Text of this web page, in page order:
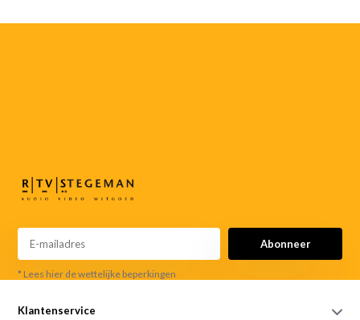
Abonneer
* Lees hier de wettelijke beperkingen
Klantenservice